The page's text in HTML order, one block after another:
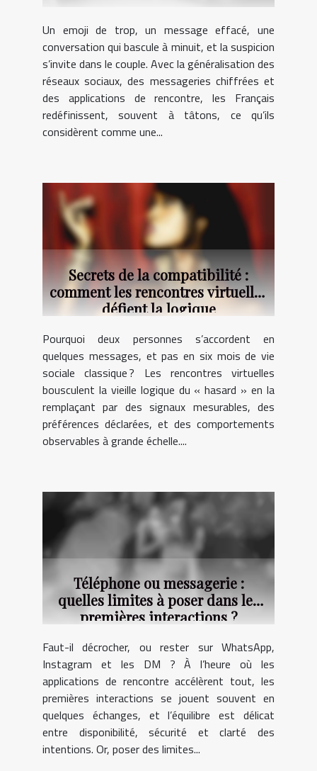
Un emoji de trop, un message effacé, une
conversation qui bascule à minuit, et la suspicion
s’invite dans le couple. Avec la généralisation des
réseaux sociaux, des messageries chiffrées et
des applications de rencontre, les Français
redéfinissent, souvent à tâtons, ce qu’ils
considèrent comme une...
Secrets de la compatibilité :
comment les rencontres virtuelles
défient la logique
Pourquoi deux personnes s’accordent en
quelques messages, et pas en six mois de vie
sociale classique ? Les rencontres virtuelles
bousculent la vieille logique du « hasard » en la
remplaçant par des signaux mesurables, des
préférences déclarées, et des comportements
observables à grande échelle....
Téléphone ou messagerie :
quelles limites à poser dans les
premières interactions ?
Faut-il décrocher, ou rester sur WhatsApp,
Instagram et les DM ? À l’heure où les
applications de rencontre accélèrent tout, les
premières interactions se jouent souvent en
quelques échanges, et l’équilibre est délicat
entre disponibilité, sécurité et clarté des
intentions. Or, poser des limites...